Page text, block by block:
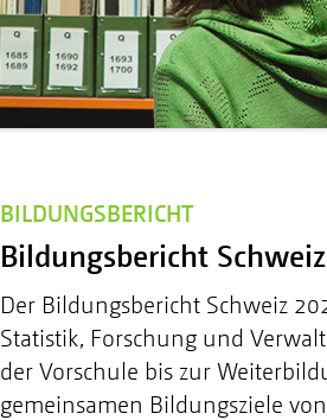
BILDUNGSBERICHT
Bildungsbericht
Der Bildungsbericht Schweiz
Statistik, Forschung und
der Vorschule bis zur
gemeinsamen Bildungsziele